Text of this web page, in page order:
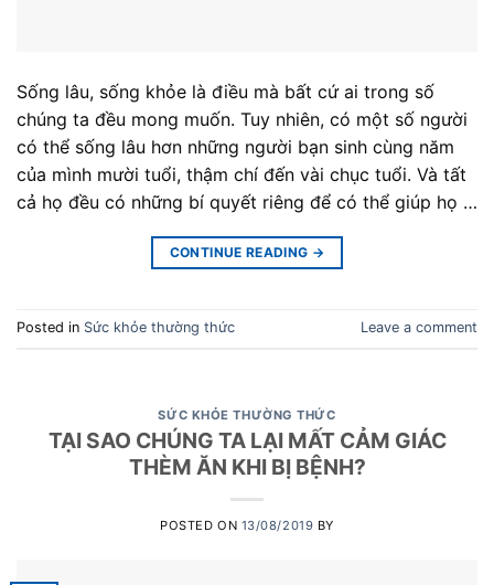
Sống lâu, sống khỏe là điều mà bất cứ ai trong số
chúng ta đều mong muốn. Tuy nhiên, có một số người
có thể sống lâu hơn những người bạn sinh cùng năm
của mình mười tuổi, thậm chí đến vài chục tuổi. Và tất
cả họ đều có những bí quyết riêng để có thể giúp họ …
CONTINUE READING →
Posted in Sức khỏe thường thức Leave a comment
SỨC KHỎE THƯỜNG THỨC
TẠI SAO CHÚNG TA LẠI MẤT CẢM GIÁC
THÈM ĂN KHI BỊ BỆNH?
POSTED ON 13/08/2019 BY